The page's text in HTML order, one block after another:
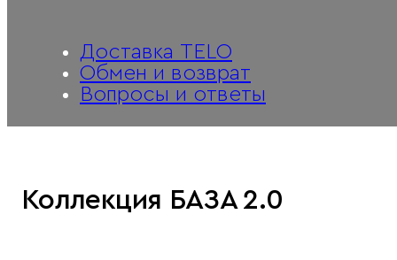
Доставка TELO
Обмен и возврат
Вопросы и ответы
Коллекция БАЗА 2.0